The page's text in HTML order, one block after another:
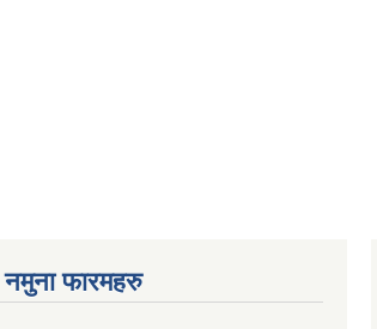
नमुना फारमहरु